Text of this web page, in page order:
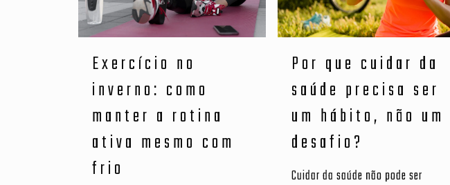
Exercício no
inverno: como
manter a rotina
ativa mesmo com
frio
Por que cuidar da
saúde precisa ser
um hábito, não um
desafio?
Cuidar da saúde não pode ser